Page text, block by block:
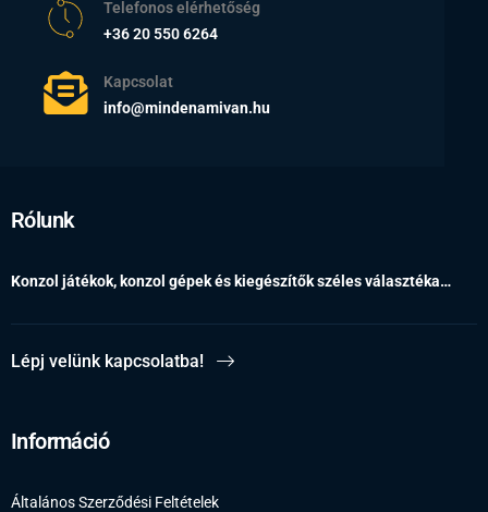
Telefonos elérhetőség
+36 20 550 6264
Kapcsolat
info@mindenamivan.hu
Rólunk
Konzol játékok, konzol gépek és kiegészítők széles választéka…
Lépj velünk kapcsolatba!
Információ
Általános Szerződési Feltételek